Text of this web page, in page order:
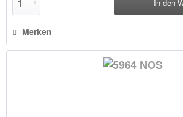
In den
Merken